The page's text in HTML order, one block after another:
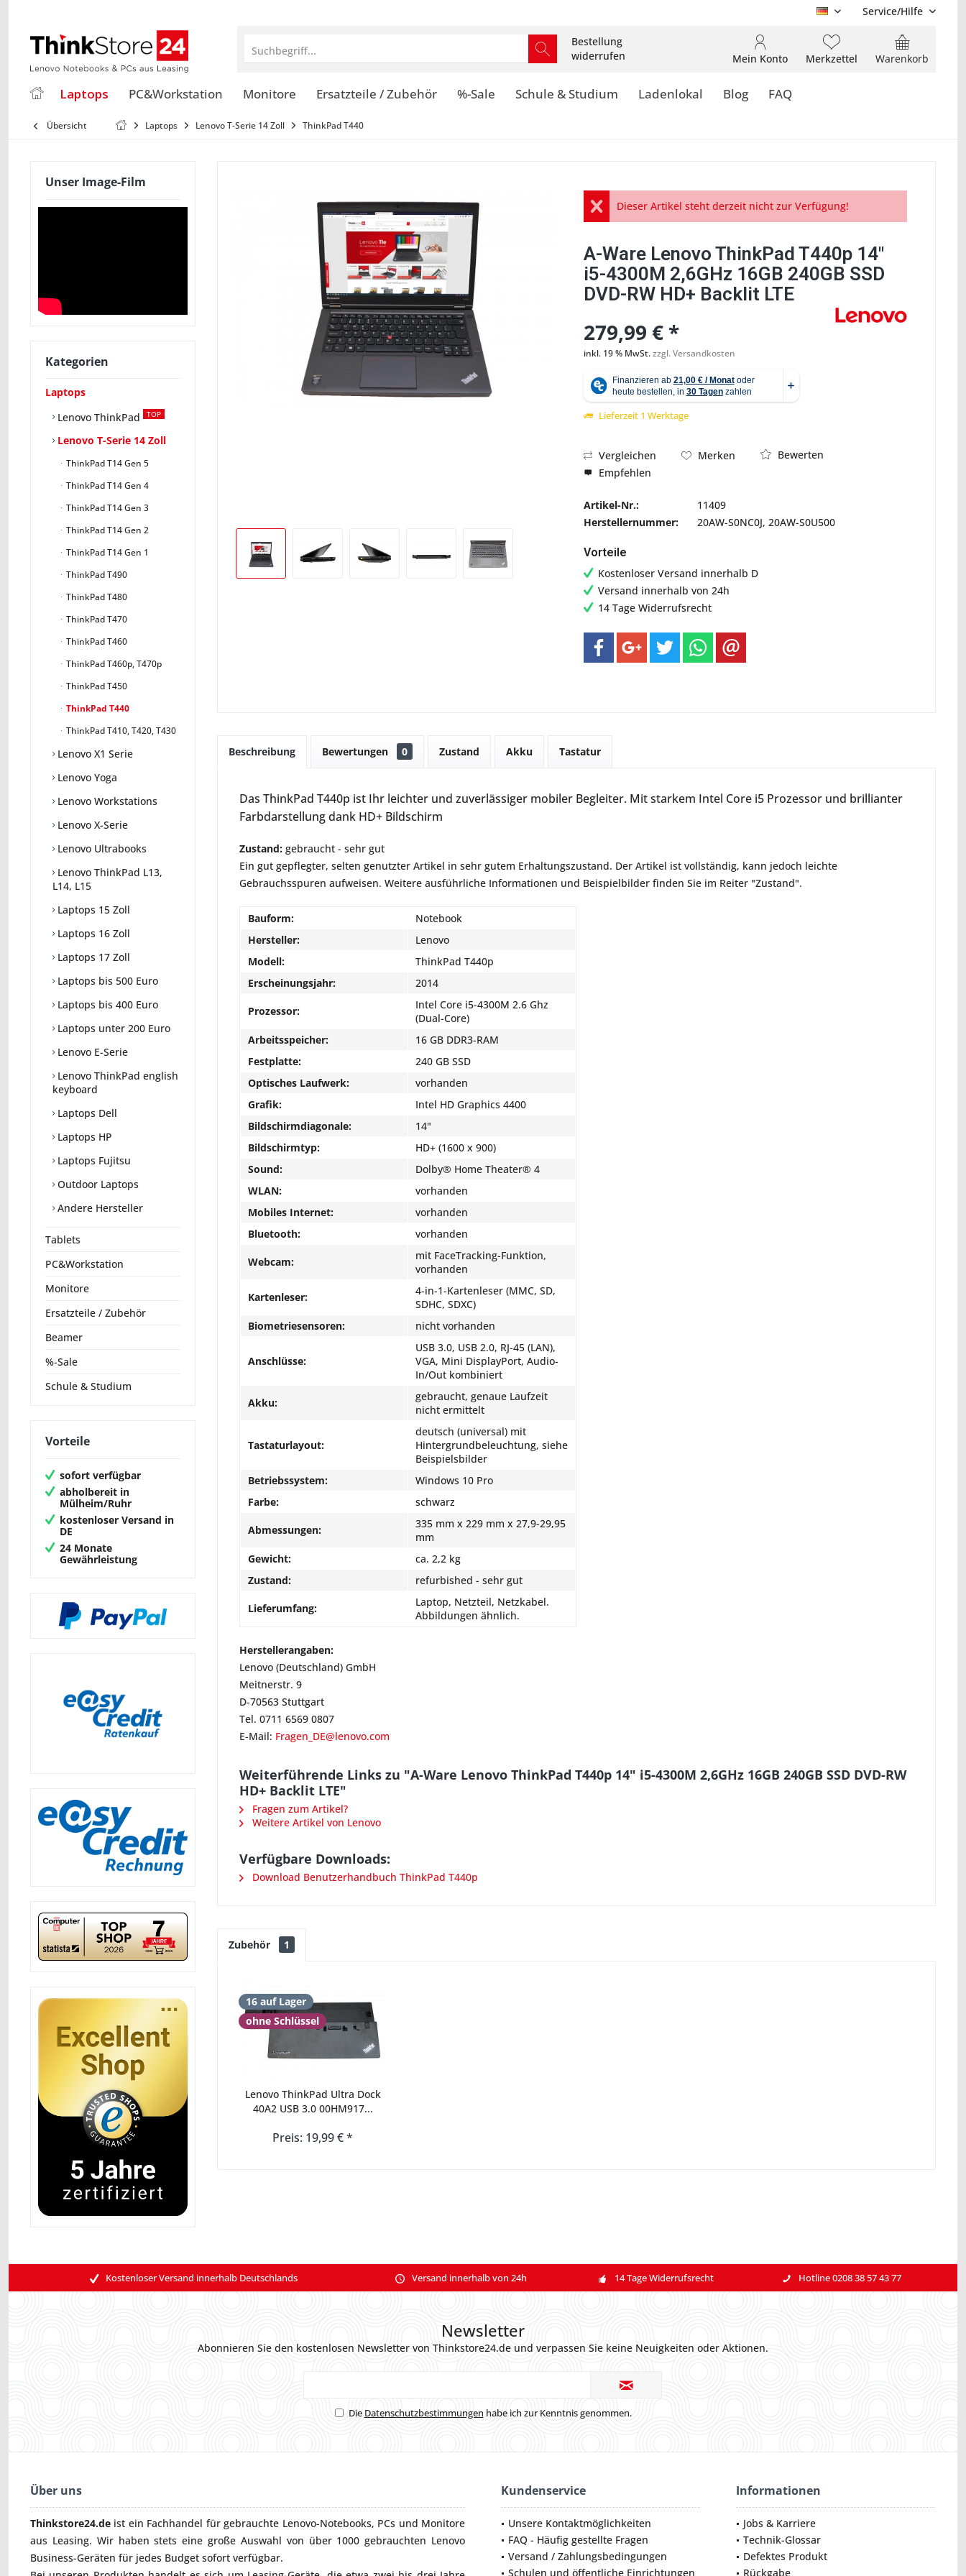
DE Service/Hilfe
Suchbegriff...
Bestellung
widerrufen
Warenkorb
Merkzettel
Mein Konto
Laptops PC&Workstation Monitore Ersatzteile / Zubehör %-Sale Schule & Studium Ladenlokal Blog FAQ
Übersicht Laptops Lenovo T-Serie 14 Zoll ThinkPad T440
Unser Image-Film
Kategorien
Laptops
Lenovo ThinkPad
TOP
Lenovo T-Serie 14 Zoll
ThinkPad T14 Gen 5
ThinkPad T14 Gen 4
ThinkPad T14 Gen 3
ThinkPad T14 Gen 2
ThinkPad T14 Gen 1
ThinkPad T490
ThinkPad T480
ThinkPad T470
ThinkPad T460
ThinkPad T460p, T470p
ThinkPad T450
ThinkPad T440
ThinkPad T410, T420, T430
Lenovo X1 Serie
Lenovo Yoga
Lenovo Workstations
Lenovo X-Serie
Lenovo Ultrabooks
Lenovo ThinkPad L13,
L14, L15
Laptops 15 Zoll
Laptops 16 Zoll
Laptops 17 Zoll
Laptops bis 500 Euro
Laptops bis 400 Euro
Laptops unter 200 Euro
Lenovo E-Serie
Lenovo ThinkPad english
keyboard
Laptops Dell
Laptops HP
Laptops Fujitsu
Outdoor Laptops
Andere Hersteller
Tablets
PC&Workstation
Monitore
Ersatzteile / Zubehör
Beamer
%-Sale
Schule & Studium
Vorteile
sofort verfügbar
abholbereit in
Mülheim/Ruhr
kostenloser Versand in
DE
24 Monate
Gewährleistung
Abbildung ähnlich
Dieser Artikel steht derzeit nicht zur Verfügung!
A-Ware Lenovo ThinkPad T440p 14"
i5-4300M 2,6GHz 16GB 240GB SSD
DVD-RW HD+ Backlit LTE
279,99 € *
inkl. 19 % MwSt.zzgl. Versandkosten
Lieferzeit 1 Werktage
Vergleichen Merken
Bewerten
Empfehlen
Artikel-Nr.:
11409
Herstellernummer:
20AW-S0NC0J, 20AW-S0U500
Vorteile
Kostenloser Versand innerhalb D
Versand innerhalb von 24h
14 Tage Widerrufsrecht
Beschreibung Bewertungen 0 Zustand Akku Tastatur
Das ThinkPad T440p ist Ihr leichter und zuverlässiger mobiler Begleiter. Mit starkem Intel Core i5 Prozessor und brillianter
Farbdarstellung dank HD+ Bildschirm
Zustand: gebraucht - sehr gut
Ein gut gepflegter, selten genutzter Artikel in sehr gutem Erhaltungszustand. Der Artikel ist vollständig, kann jedoch leichte
Gebrauchsspuren aufweisen. Weitere ausführliche Informationen und Beispielbilder finden Sie im Reiter "Zustand".
Bauform:
Notebook
Hersteller:
Lenovo
Modell:
ThinkPad T440p
Erscheinungsjahr:
2014
Prozessor:
Intel Core i5-4300M 2.6 Ghz
(Dual-Core)
Arbeitsspeicher:
16 GB DDR3-RAM
Festplatte:
240 GB SSD
Optisches Laufwerk:
vorhanden
Grafik:
Intel HD Graphics 4400
Bildschirmdiagonale:
14"
Bildschirmtyp:
HD+ (1600 x 900)
Sound:
Dolby® Home Theater® 4
WLAN:
vorhanden
Mobiles Internet:
vorhanden
Bluetooth:
vorhanden
Webcam:
mit FaceTracking-Funktion,
vorhanden
Kartenleser:
4-in-1-Kartenleser (MMC, SD,
SDHC, SDXC)
Biometriesensoren:
nicht vorhanden
Anschlüsse:
USB 3.0, USB 2.0, RJ-45 (LAN),
VGA, Mini DisplayPort, Audio-
In/Out kombiniert
Akku:
gebraucht, genaue Laufzeit
nicht ermittelt
Tastaturlayout:
deutsch (universal) mit
Hintergrundbeleuchtung, siehe
Beispielsbilder
Betriebssystem:
Windows 10 Pro
Farbe:
schwarz
Abmessungen:
335 mm x 229 mm x 27,9-29,95
mm
Gewicht:
ca. 2,2 kg
Zustand:
refurbished - sehr gut
Lieferumfang:
Laptop, Netzteil, Netzkabel.
Abbildungen ähnlich.
Herstellerangaben:
Lenovo (Deutschland) GmbH
Meitnerstr. 9
D-70563 Stuttgart
Tel. 0711 6569 0807
E-Mail: Fragen_DE@lenovo.com
Weiterführende Links zu "A-Ware Lenovo ThinkPad T440p 14" i5-4300M 2,6GHz 16GB 240GB SSD DVD-RW
HD+ Backlit LTE"
Fragen zum Artikel?
Weitere Artikel von Lenovo
Verfügbare Downloads:
Download Benutzerhandbuch ThinkPad T440p
Zubehör 1
16 auf Lager
ohne Schlüssel
Lenovo ThinkPad Ultra Dock
40A2 USB 3.0 00HM917...
Preis: 19,99 € *
Kostenloser Versand innerhalb Deutschlands Versand innerhalb von 24h 14 Tage Widerrufsrecht Hotline 0208 38 57 43 77
Newsletter
Abonnieren Sie den kostenlosen Newsletter von Thinkstore24.de und verpassen Sie keine Neuigkeiten oder Aktionen.
Die Datenschutzbestimmungen habe ich zur Kenntnis genommen.
Über uns
Thinkstore24.de ist ein Fachhandel für gebrauchte Lenovo-Notebooks, PCs und Monitore
aus Leasing. Wir haben stets eine große Auswahl von über 1000 gebrauchten Lenovo
Business-Geräten für jedes Budget sofort verfügbar.
Kundenservice
Unsere Kontaktmöglichkeiten
FAQ - Häufig gestellte Fragen
Versand / Zahlungsbedingungen
Schulen und öffentliche Einrichtungen
Informationen
Jobs & Karriere
Technik-Glossar
Defektes Produkt
Rückgabe